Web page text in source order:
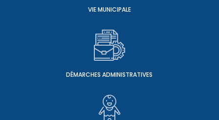
VIE MUNICIPALE
DÉMARCHES ADMINISTRATIVES